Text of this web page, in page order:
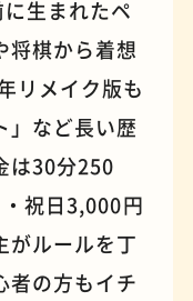
生まれたペ
将棋から着想
リメイク版も
」など長い歴
は30分250
祝日3,000円
がルールを丁
者の方もイチ